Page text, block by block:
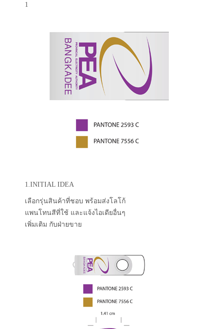
1
1.INITIAL IDEA
เลือกรุ่นสินค้าที่ชอบ พร้อมส่งโลโก้
แพนโทนสีที่ใช้ และแจ้งไอเดียอื่นๆ
เพิ่มเติม กับฝ่ายขาย